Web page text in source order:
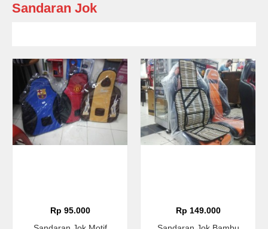
Sandaran Jok
Rp 95.000
Rp 149.000